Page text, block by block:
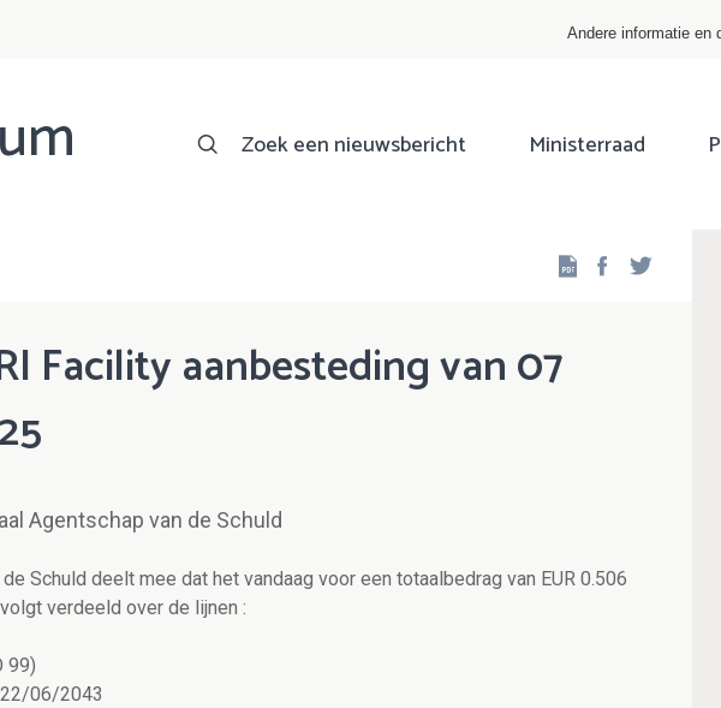
Andere informatie en
Zoek een nieuwsbericht Ministerraad
Facebook
Facility aanbesteding van 07
Agentschap van de Schuld
Schuld deelt mee dat het vandaag voor een totaalbedrag van EUR 0.506
verdeeld over de lijnen :
99)
22/06/2043